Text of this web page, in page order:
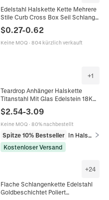
Edelstahl Halskette Kette Mehrere
Stile Curb Cross Box Seil Schlange
DIY Schmuck
$0.27-0.62
Keine MOQ · 804 kürzlich verkauft
+1
Teardrop Anhänger Halskette
Titanstahl Mit Glas Edelstein 18K
Vergoldet Schlangenkette
Französisch Nische Minimalistisch
$2.54-3.09
Keine MOQ · 80% nachbestellt
Spitze 10% Bestseller
In Halsketten
Kostenloser Versand
+24
Flache Schlangenkette Edelstahl
Goldbeschichtet Poliert